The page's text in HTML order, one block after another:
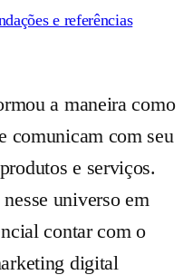
e referências
a maneira como
comunicam com seu
e serviços.
universo em
contar com o
digital